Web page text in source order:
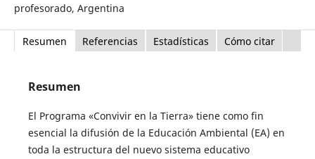
profesorado, Argentina
Resumen Referencias Estadísticas Cómo citar
Resumen
El Programa «Convivir en la Tierra» tiene como fin
esencial la difusión de la Educación Ambiental (EA) en
toda la estructura del nuevo sistema educativo